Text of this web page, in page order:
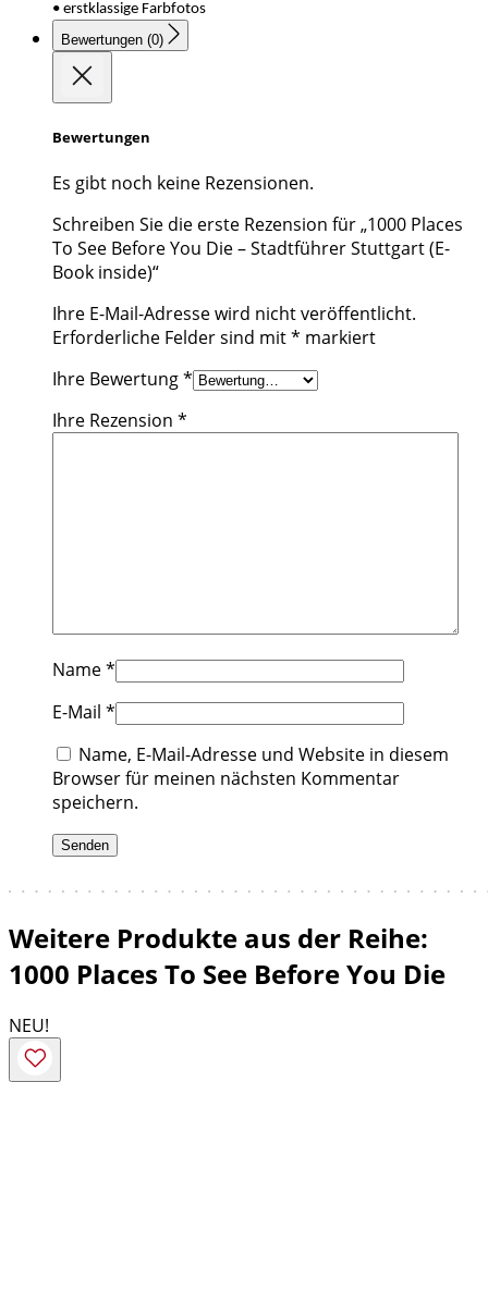
• erstklassige Farbfotos
Bewertungen (0)
Bewertungen
Es gibt noch keine Rezensionen.
Schreiben Sie die erste Rezension für „1000 Places
To See Before You Die – Stadtführer Stuttgart (E-
Book inside)“
Ihre E-Mail-Adresse wird nicht veröffentlicht.
Erforderliche Felder sind mit* markiert
Ihre Bewertung*
Ihre Rezension *
Name*
E-Mail *
Name, E-Mail-Adresse und Website in diesem
Browser für meinen nächsten Kommentar
speichern.
Weitere Produkte aus der Reihe:
1000 Places To See Before You Die
NEU!